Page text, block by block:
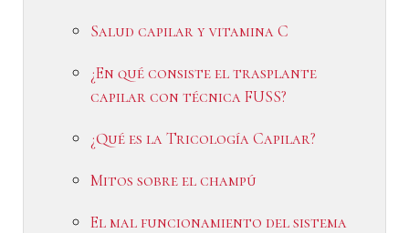
Salud capilar y vitamina C
¿En qué consiste el trasplante
capilar con técnica FUSS?
¿Qué es la Tricología Capilar?
Mitos sobre el champú
El mal funcionamiento del sistema